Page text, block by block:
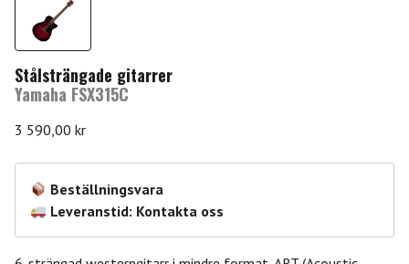
Stålsträngade gitarrer
Yamaha FSX315C
3 590,00 kr
Beställningsvara
Leveranstid: Kontakta oss